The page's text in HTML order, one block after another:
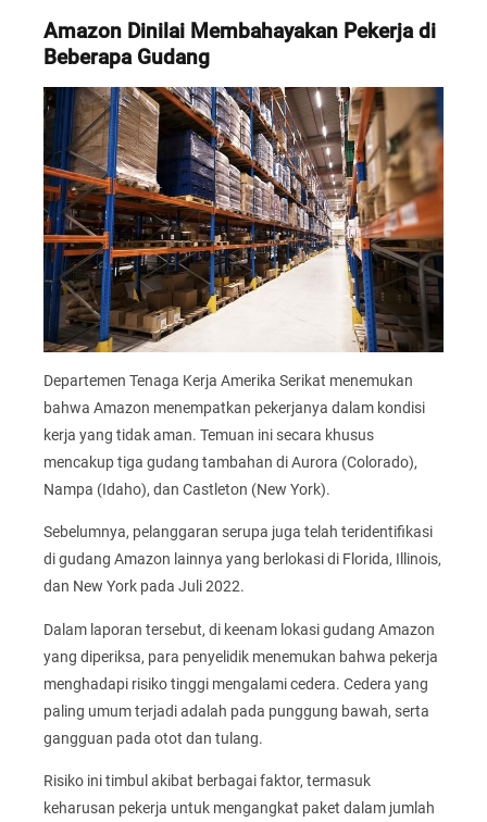
Amazon Dinilai Membahayakan Pekerja di
Beberapa Gudang
Departemen Tenaga Kerja Amerika Serikat menemukan
bahwa Amazon menempatkan pekerjanya dalam kondisi
kerja yang tidak aman. Temuan ini secara khusus
mencakup tiga gudang tambahan di Aurora (Colorado),
Nampa (Idaho), dan Castleton (New York).
Sebelumnya, pelanggaran serupa juga telah teridentifikasi
di gudang Amazon lainnya yang berlokasi di Florida, Illinois,
dan New York pada Juli 2022.
Dalam laporan tersebut, di keenam lokasi gudang Amazon
yang diperiksa, para penyelidik menemukan bahwa pekerja
menghadapi risiko tinggi mengalami cedera. Cedera yang
paling umum terjadi adalah pada punggung bawah, serta
gangguan pada otot dan tulang.
Risiko ini timbul akibat berbagai faktor, termasuk
keharusan pekerja untuk mengangkat paket dalam jumlah